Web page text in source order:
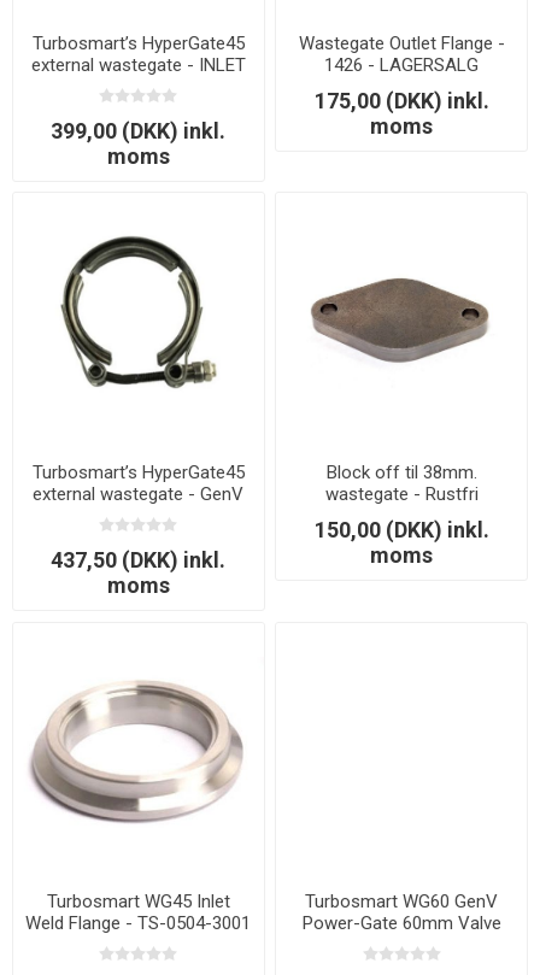
Turbosmart’s HyperGate45
external wastegate - INLET
Clamp
399,00 (DKK) inkl.
moms
Wastegate Outlet Flange -
1426 - LAGERSALG
175,00 (DKK) inkl.
moms
Turbosmart’s HyperGate45
external wastegate - GenV
WG40 Inlet / WG45 Outlet V-
Band
437,50 (DKK) inkl.
moms
Block off til 38mm.
wastegate - Rustfri
150,00 (DKK) inkl.
moms
Turbosmart WG45 Inlet
Weld Flange - TS-0504-3001
Turbosmart WG60 GenV
Power-Gate 60mm Valve
Seat